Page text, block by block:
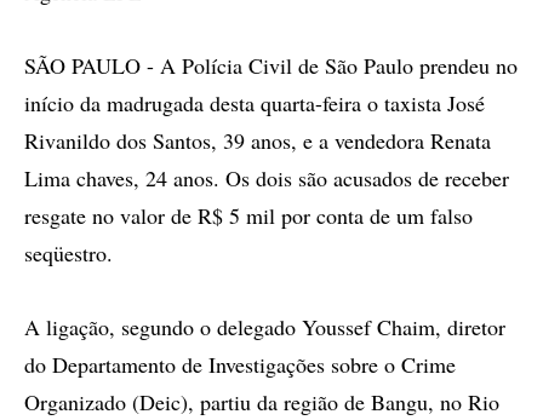
SÃO PAULO - A Polícia Civil de São Paulo prendeu no
início da madrugada desta quarta-feira o taxista José
Rivanildo dos Santos, 39 anos, e a vendedora Renata
Lima chaves, 24 anos. Os dois são acusados de receber
resgate no valor de R$ 5 mil por conta de um falso
seqüestro.
A ligação, segundo o delegado Youssef Chaim, diretor
do Departamento de Investigações sobre o Crime
Organizado (Deic), partiu da região de Bangu, no Rio